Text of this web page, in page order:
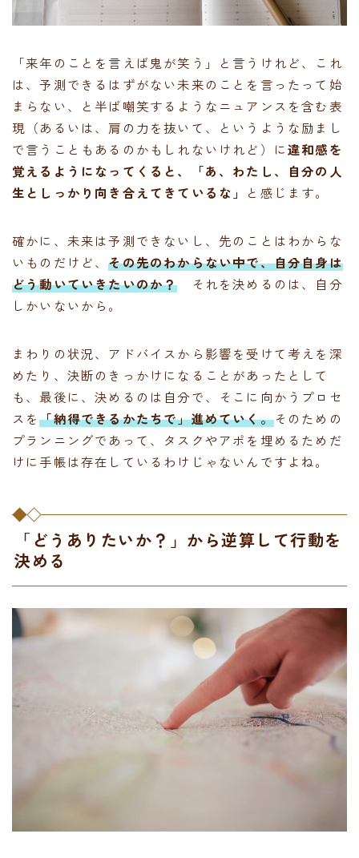
「来年のことを言えば鬼が笑う」と言うけれど、これ
は、予測できるはずがない未来のことを言ったって始
まらない、と半ば嘲笑するようなニュアンスを含む表
現（あるいは、肩の力を抜いて、というような励まし
で言うこともあるのかもしれないけれど）に違和感を
覚えるようになってくると、「あ、わたし、自分の人
生としっかり向き合えてきているな」
と感じます。
確かに、未来は予測できないし、先のことはわからな
いものだけど、その先のわからない中で、自分自身は
どう動いていきたいのか？ それを決めるのは、自分
しかいないから。
まわりの状況、アドバイスから影響を受けて考えを深
めたり、決断のきっかけになることがあったとして
も、最後に、決めるのは自分で、そこに向かうプロセ
スを「納得できるかたちで」進めていく。そのための
プランニングであって、タスクやアポを埋めるためだ
けに手帳は存在しているわけじゃないんですよね。
「どうありたいか？」から逆算して行動を
決める